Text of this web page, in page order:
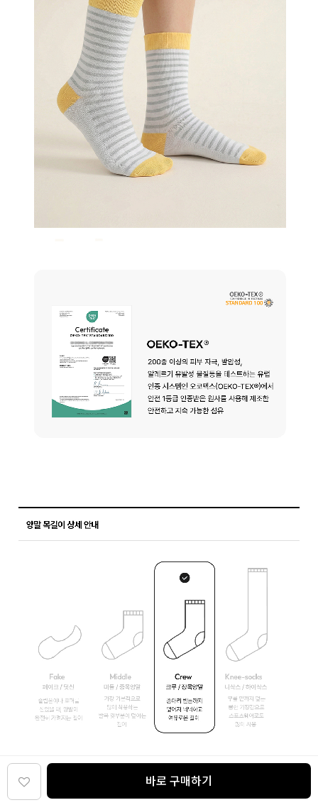
바로 구매하기